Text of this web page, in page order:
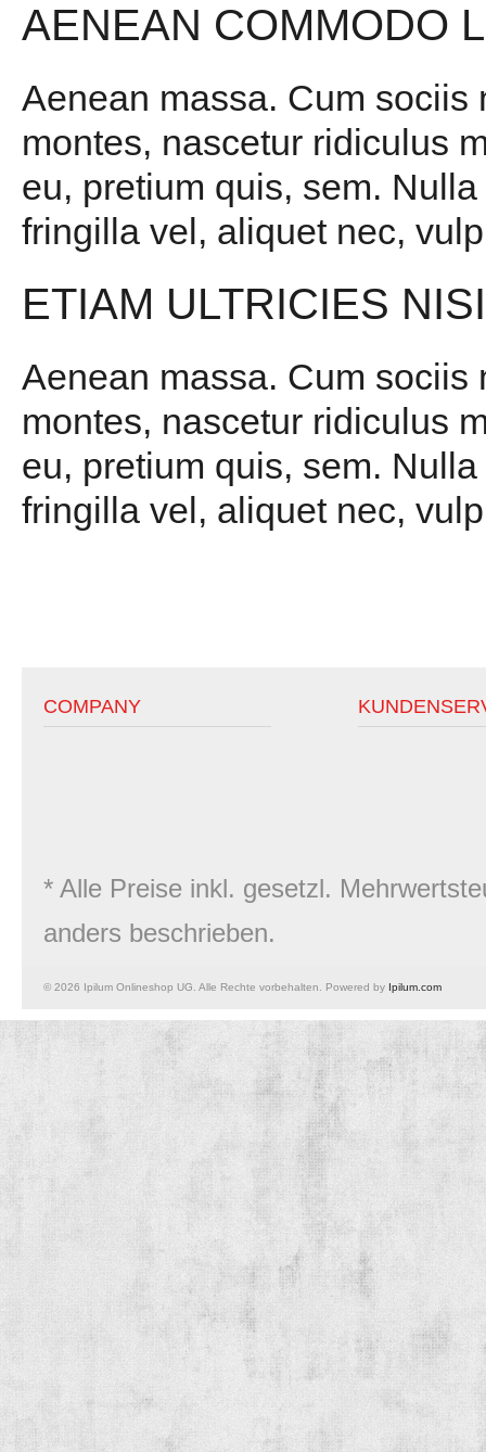
AENEAN COMMODO
Aenean massa. Cum
montes, nascetur ridiculus
eu, pretium quis, sem.
fringilla vel, aliquet nec,
ETIAM ULTRICIES
Aenean massa. Cum
montes, nascetur ridiculus
eu, pretium quis, sem.
fringilla vel, aliquet nec,
COMPANY
* Alle Preise inkl. gesetzl.
anders beschrieben.
© 2026 Ipilum Onlineshop UG. Alle Rechte vorbehalten. Powered by Ipilum.com